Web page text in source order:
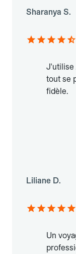
Sharanya S.
J'utilise
tout se
fidèle.
Liliane D.
Un